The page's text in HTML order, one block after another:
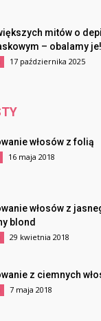
mitów o
– obalamy je!
17 października 2025
włosów z folią
16 maja 2018
włosów z
blond
29 kwietnia 2018
z ciemnych
7 maja 2018